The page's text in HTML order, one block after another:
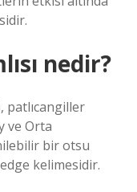
nedir?
patlıcangiller
ve Orta
bir otsu
kelimesidir.